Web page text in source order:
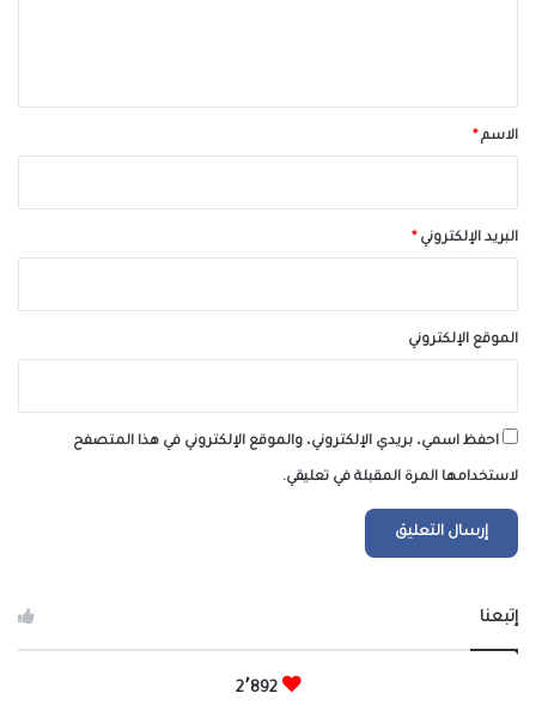
*الاسم*
البريد الإلكتروني*
الموقع الإلكتروني
احفظ اسمي، بريدي الإلكتروني، والموقع الإلكتروني في هذا المتصفح
لاستخدامها المرة المقبلة في تعليقي.
إتبعنا
2٬892